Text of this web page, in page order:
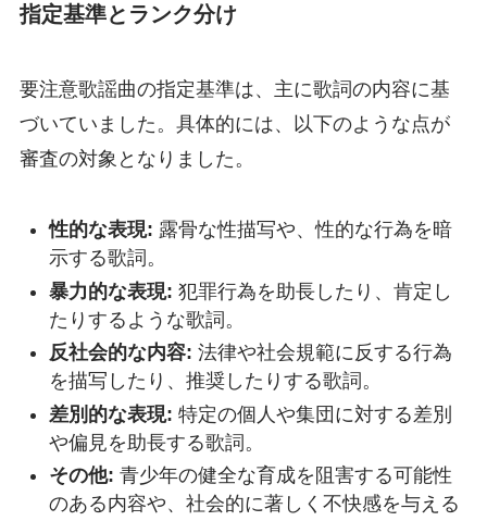
指定基準とランク分け
要注意歌謡曲の指定基準は、主に歌詞の内容に基
づいていました。具体的には、以下のような点が
審査の対象となりました。
性的な表現: 露骨な性描写や、性的な行為を暗
示する歌詞。
暴力的な表現: 犯罪行為を助長したり、肯定し
たりするような歌詞。
反社会的な内容: 法律や社会規範に反する行為
を描写したり、推奨したりする歌詞。
差別的な表現: 特定の個人や集団に対する差別
や偏見を助長する歌詞。
その他: 青少年の健全な育成を阻害する可能性
のある内容や、社会的に著しく不快感を与える